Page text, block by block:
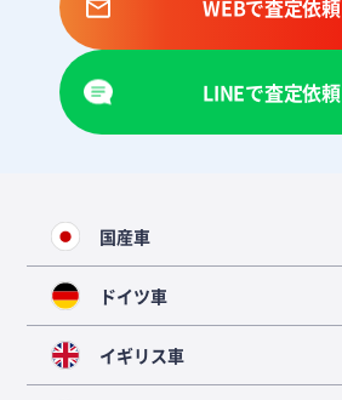
WEBで査定依頼
LINEで査定依頼
国産車
ドイツ車
イギリス車